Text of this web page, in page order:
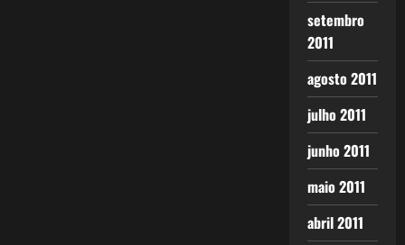
setembro
2011
agosto 2011
julho 2011
junho 2011
maio 2011
abril 2011